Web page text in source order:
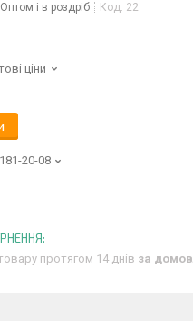
Оптом і в роздріб Код: 22
ціни
20-08
протягом 14 днів за